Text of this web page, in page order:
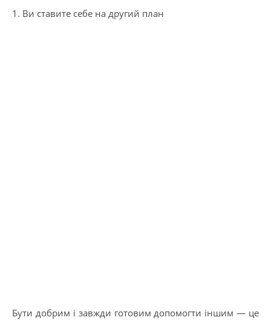
1. Ви ставите себе на другий план
Бути добрим і завжди готовим допомогти іншим — це